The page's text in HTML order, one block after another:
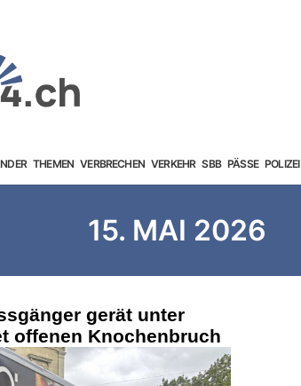
THEMEN VERBRECHEN VERKEHR SBB PÄSSE POLIZEI
15. MAI 2026
gerät unter
offenen Knochenbruch